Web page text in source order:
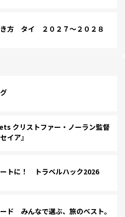
方 タイ ２０２７～２０２８
クリストファー・ノーラン監督
イア』
トに！ トラベルハック2026
ド みんなで選ぶ、旅のベスト。